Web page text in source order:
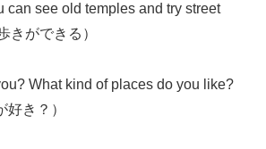
can see old temples and try street
きができる）
What kind of places do you like?
好き？）